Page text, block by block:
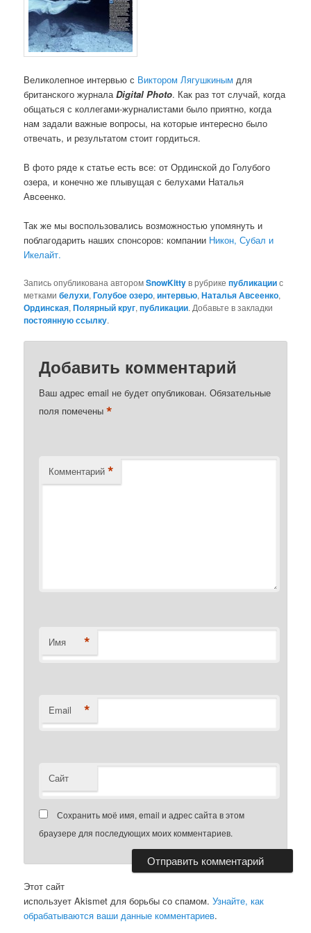
Великолепное интервью с Виктором Лягушкиным для
британского журналаDigital Photo. Как раз тот случай, когда
общаться с коллегами-журналистами было приятно, когда
нам задали важные вопросы, на которые интересно было
отвечать, и результатом стоит гордиться.
В фото ряде к статье есть все: от Ординской до Голубого
озера, и конечно же плывущая с белухами Наталья
Авсеенко.
Так же мы воспользовались возможностью упомянуть и
поблагодарить наших спонсоров: компании Никон, Субал и
Икелайт.
Запись опубликована авторомSnowKittyв рубрикепубликациис
меткамибелухи,Голубое озеро,интервью,Наталья Авсеенко,
Ординская,Полярный круг,публикации. Добавьте в закладки
постоянную ссылку.
Добавить комментарий
Ваш адрес email не будет опубликован. Обязательные
поля помечены*
Комментарий *
Имя *
Email *
Сайт
Сохранить моё имя, email и адрес сайта в этом
браузере для последующих моих комментариев.
Этот сайт
использует Akismet для борьбы со спамом.Узнайте, как
обрабатываются ваши данные комментариев.